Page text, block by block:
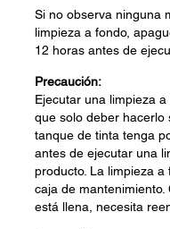
Si no observa ninguna
limpieza a fondo,
12 horas antes de
Precaución:
Ejecutar una limpieza
que solo deber hacerlo
tanque de tinta tenga
antes de ejecutar una
producto. La limpieza
caja de
está llena, necesita